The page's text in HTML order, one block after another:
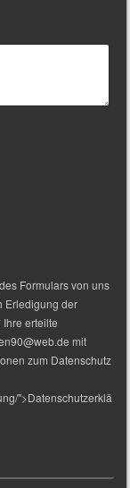
Formulars von uns
Erledigung der
erteilte
mit
zum Datenschutz
">Datenschutzerklä